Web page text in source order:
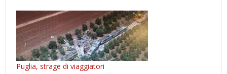
Puglia, strage di viaggiatori